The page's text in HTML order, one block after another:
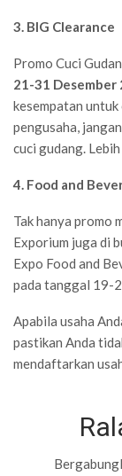
3. BIG Clearance
Promo Cuci
21-31 Desember
kesempatan
pengusaha,
cuci gudang.
4. Food and
Tak hanya promo
Exporium juga di
Expo Food and
pada tanggal 19-
Apabila usaha
pastikan Anda
mendaftarkan